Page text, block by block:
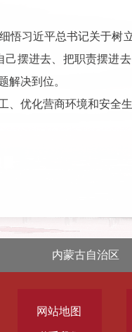
悟习近平总书记关于
己摆进去、把职责摆进
解决到位。
优化营商环境和安全生
内蒙古自治区
网站地图